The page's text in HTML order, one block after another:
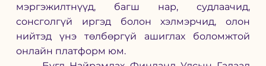
мэргэжилтнүүд, багш нар, судлаачид,
сонсголгүй иргэд болон хэлмэрчид, олон
нийтэд үнэ төлбөргүй ашиглах боломжтой
онлайн платформ юм.